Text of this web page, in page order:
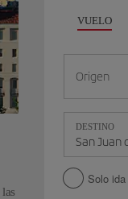
VUELO
Origen
DESTINO
Solo ida